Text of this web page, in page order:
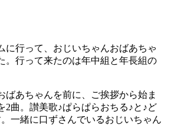
に行って、おじいちゃんおばあちゃ
。行って来たのは年中組と年長組の
ばあちゃんを前に、ご挨拶から始ま
2曲。讃美歌♪ぱらぱらおちる♪と♪ど
一緒に口ずさんでいるおじいちゃん